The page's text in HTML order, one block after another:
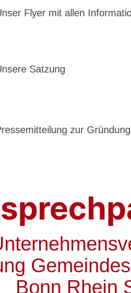
Flyer mit allen
Satzung
zur
Bonn Rhein